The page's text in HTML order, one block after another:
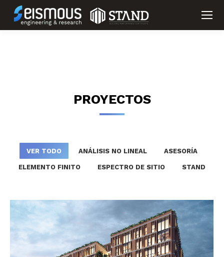
PROYECTOS
VER TODO ANÁLISIS NO LINEAL ASESORÍA
ELEMENTO FINITO ESPECTRO DE SITIO STAND